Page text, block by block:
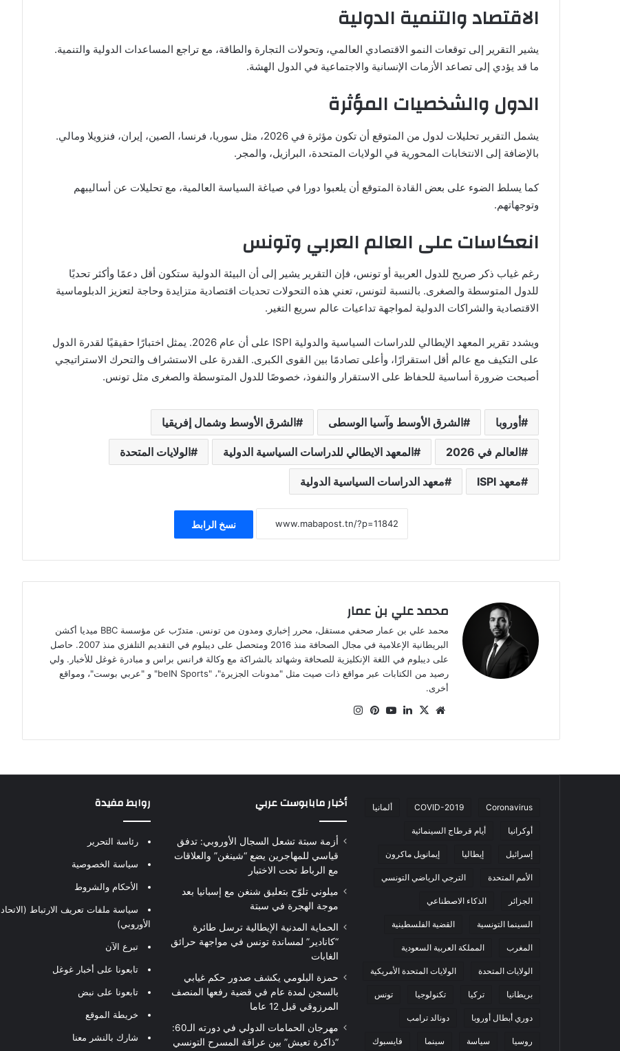
الاقتصاد والتنمية الدولية
يشير التقرير إلى توقعات النمو الاقتصادي العالمي، وتحولات التجارة والطاقة، مع تراجع المساعدات الدولية والتنمية.
ما قد يؤدي إلى تصاعد الأزمات الإنسانية والاجتماعية في الدول الهشة.
الدول والشخصيات المؤثرة
يشمل التقرير تحليلات لدول من المتوقع أن تكون مؤثرة في 2026، مثل سوريا، فرنسا، الصين، إيران، فنزويلا ومالي.
بالإضافة إلى الانتخابات المحورية في الولايات المتحدة، البرازيل، والمجر.
كما يسلط الضوء على بعض القادة المتوقع أن يلعبوا دورا في صياغة السياسة العالمية، مع تحليلات عن أساليبهم
وتوجهاتهم.
انعكاسات على العالم العربي وتونس
رغم غياب ذكر صريح للدول العربية أو تونس، فإن التقرير يشير إلى أن البيئة الدولية ستكون أقل دعمًا وأكثر تحديًا
للدول المتوسطة والصغرى. بالنسبة لتونس، تعني هذه التحولات تحديات اقتصادية متزايدة وحاجة لتعزيز الدبلوماسية
الاقتصادية والشراكات الدولية لمواجهة تداعيات عالم سريع التغير.
ويشدد تقرير المعهد الإيطالي للدراسات السياسية والدولية ISPI على أن عام 2026. يمثل اختبارًا حقيقيًا لقدرة الدول
على التكيف مع عالم أقل استقرارًا، وأعلى تصادمًا بين القوى الكبرى. القدرة على الاستشراف والتحرك الاستراتيجي
أصبحت ضرورة أساسية للحفاظ على الاستقرار والنفوذ، خصوصًا للدول المتوسطة والصغرى مثل تونس.
أوروبا الشرق الأوسط وآسيا الوسطى الشرق الأوسط وشمال إفريقيا
العالم في 2026 المعهد الايطالي للدراسات السياسية الدولية الولايات المتحدة
معهد ISPI معهد الدراسات السياسية الدولية
نسخ الرابط
محمد علي بن عمار
محمد علي بن عمار صحفي مستقل، محرر إخباري ومدون من تونس. متدرّب عن مؤسسة BBC ميديا أكشن
البريطانية الإعلامية في مجال الصحافة منذ 2016 ومتحصل على ديبلوم في التقديم التلفزي منذ 2007. حاصل
على ديبلوم في اللغة الإنكليزية للصحافة وشهائد بالشراكة مع وكالة فرانس براس و مبادرة غوغل للأخبار. ولي
رصيد من الكتابات عبر مواقع ذات صيت مثل "مدونات الجزيرة"، "beIN Sports" و "عربي بوست"، ومواقع
أخرى.
موقع‫X لينكدإن‫YouTubeبينتيريست
Coronavirus
COVID-2019 ألمانيا
أوكرانيا أيام قرطاج السينمائية
إسرائيل إيطاليا إيمانويل ماكرون
الأمم المتحدة الترجي الرياضي التونسي
الجزائر الذكاء الاصطناعي
السينما التونسية القضية الفلسطينية
المغرب المملكة العربية السعودية
الولايات المتحدة الولايات المتحدة الأمريكية
بريطانيا تركيا تكنولوجيا تونس
دوري أبطال أوروبا دونالد ترامب
روسيا سياسة سينما فايسبوك
أخبار مابابوست عربي
أزمة سبتة تشعل السجال الأوروبي: تدفق
قياسي للمهاجرين يضع “شينغن” والعلاقات
مع الرباط تحت الاختبار
ميلوني تلوّح بتعليق شنغن مع إسبانيا بعد
موجة الهجرة في سبتة
الحماية المدنية الإيطالية ترسل طائرة
“كانادير” لمساندة تونس في مواجهة حرائق
الغابات
حمزة البلومي يكشف صدور حكم غيابي
بالسجن لمدة عام في قضية رفعها المنصف
المرزوقي قبل 12 عاما
مهرجان الحمامات الدولي في دورته الـ60:
“ذاكرة تعيش” بين عراقة المسرح التونسي
روابط مفيدة
رئاسة التحرير
سياسة الخصوصية
الأحكام والشروط
سياسة ملفات تعريف الارتباط (الاتحاد
الأوروبي)
تبرع الآن
تابعونا على أخبار غوغل
تابعونا على نبض
خريطة الموقع
شارك بالنشر معنا